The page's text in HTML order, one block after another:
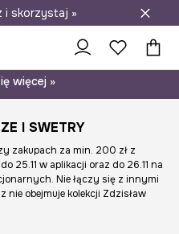
do salonów
i skorzystaj »
więcej »
I SWETRY
zakupach za min. 200 zł z
25.11 w aplikacji oraz do 26.11 na
Nie łączy się z innymi
obejmuje kolekcji Zdzisław